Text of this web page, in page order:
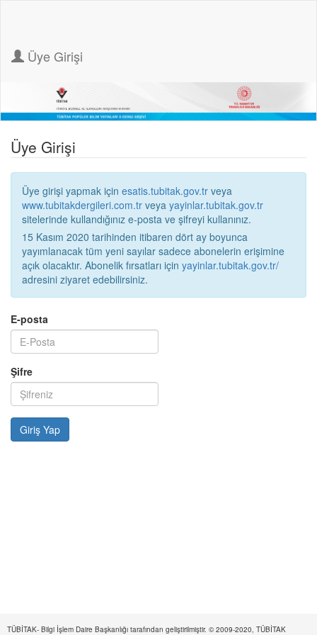
Üye Girişi
Üye Girişi
Üye girişi yapmak için esatis.tubitak.gov.tr veya
www.tubitakdergileri.com.tr veya yayinlar.tubitak.gov.tr
sitelerinde kullandığınız e-posta ve şifreyi kullanınız.
15 Kasım 2020 tarihinden itibaren dört ay boyunca
yayımlanacak tüm yeni sayılar sadece abonelerin erişimine
açık olacaktır. Abonelik fırsatları için yayinlar.tubitak.gov.tr/
adresini ziyaret edebilirsiniz.
E-posta
Şifre
TÜBİTAK- Bilgi İşlem Daire Başkanlığı tarafından geliştirilmiştir. © 2009-2020, TÜBİTAK